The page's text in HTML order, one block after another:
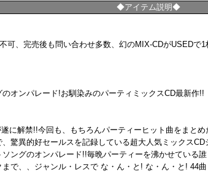
◆アイテム説明◆
可、完売後も問い合わせ多数、幻のMIX-CDがUSEDで1
オンパレード!お馴染みのパーティミックスCD最新作!!
に解禁!!今回も、もちろんパーティーヒット曲をまと
驚異的好セールスを記録している超大人気ミックス
ングのオンパレード!!毎晩パーティーを沸かせている
で、、ジャンル・レスで な・ん・と! な・ん・と! 44